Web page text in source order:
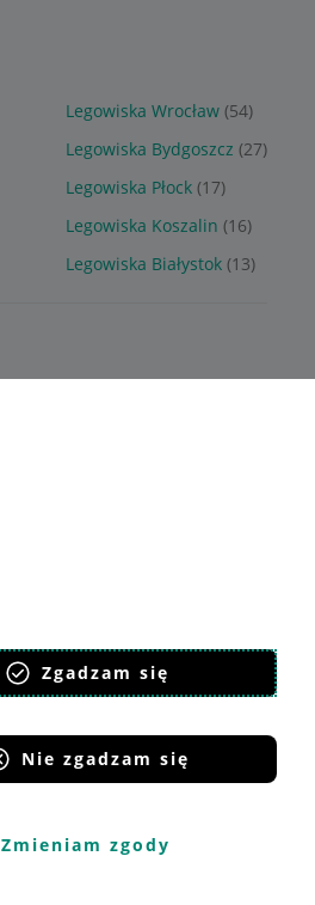
Zgadzam się
Nie zgadzam się
Zmieniam zgody
Legowiska Wrocław (54)
Legowiska Bydgoszcz (27)
Legowiska Płock (17)
Legowiska Koszalin (16)
Legowiska Białystok (13)